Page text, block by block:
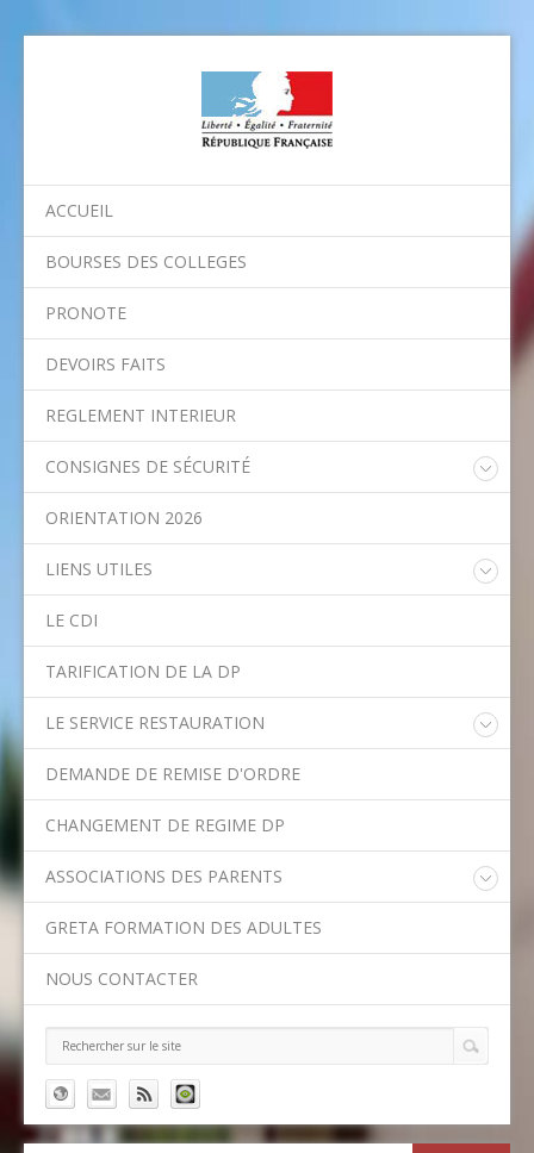
ACCUEIL
BOURSES DES COLLEGES
PRONOTE
DEVOIRS FAITS
REGLEMENT INTERIEUR
CONSIGNES DE SÉCURITÉ
ORIENTATION 2026
LIENS UTILES
Conseil Départemental du Val-de-Marne
Aides financières de l'Etat
Ministère de l'Education Nationale
LE CDI
TARIFICATION DE LA DP
LE SERVICE RESTAURATION
DEMANDE DE REMISE D'ORDRE
CHANGEMENT DE REGIME DP
ASSOCIATIONS DES PARENTS
GRETA FORMATION DES ADULTES
NOUS CONTACTER